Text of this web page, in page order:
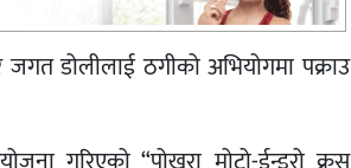
जगत डोलीलाई ठगीको अभियोगमा पक्राउ